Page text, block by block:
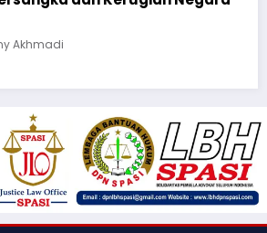
Cegah Bullying, Sikum Polresta
3 Juni 2026